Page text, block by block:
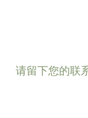
请留下您的联